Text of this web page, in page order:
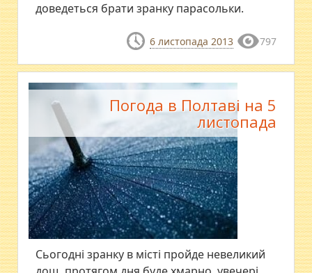
доведеться брати зранку парасольки.
6 листопада 2013 797
Погода в Полтаві на 5
листопада
Сьогодні зранку в місті пройде невеликий